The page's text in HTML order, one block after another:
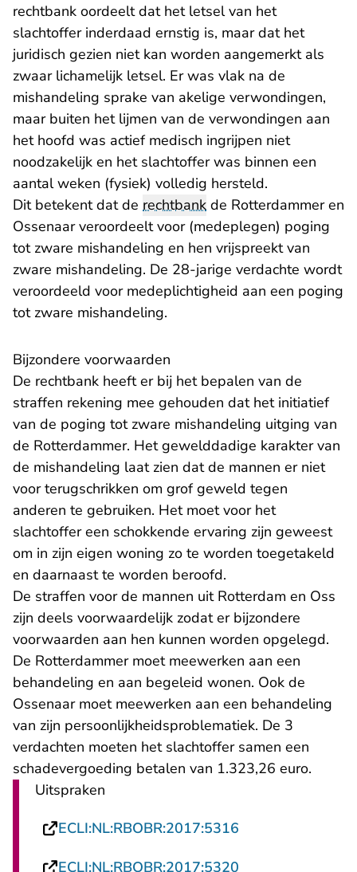
rechtbank oordeelt dat het letsel van het
slachtoffer inderdaad ernstig is, maar dat het
juridisch gezien niet kan worden aangemerkt als
zwaar lichamelijk letsel. Er was vlak na de
mishandeling sprake van akelige verwondingen,
maar buiten het lijmen van de verwondingen aan
het hoofd was actief medisch ingrijpen niet
noodzakelijk en het slachtoffer was binnen een
aantal weken (fysiek) volledig hersteld.
Dit betekent dat de rechtbank de Rotterdammer en
Ossenaar veroordeelt voor (medeplegen) poging
tot zware mishandeling en hen vrijspreekt van
zware mishandeling. De 28-jarige verdachte wordt
veroordeeld voor medeplichtigheid aan een poging
tot zware mishandeling.
Bijzondere voorwaarden
De rechtbank heeft er bij het bepalen van de
straffen rekening mee gehouden dat het initiatief
van de poging tot zware mishandeling uitging van
de Rotterdammer. Het gewelddadige karakter van
de mishandeling laat zien dat de mannen er niet
voor terugschrikken om grof geweld tegen
anderen te gebruiken. Het moet voor het
slachtoffer een schokkende ervaring zijn geweest
om in zijn eigen woning zo te worden toegetakeld
en daarnaast te worden beroofd.
De straffen voor de mannen uit Rotterdam en Oss
zijn deels voorwaardelijk zodat er bijzondere
voorwaarden aan hen kunnen worden opgelegd.
De Rotterdammer moet meewerken aan een
behandeling en aan begeleid wonen. Ook de
Ossenaar moet meewerken aan een behandeling
van zijn persoonlijkheidsproblematiek. De 3
verdachten moeten het slachtoffer samen een
schadevergoeding betalen van 1.323,26 euro.
Uitspraken
ECLI:NL:RBOBR:2017:5316
ECLI:NL:RBOBR:2017:5320